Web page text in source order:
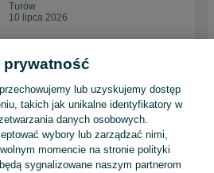
Turów
10 lipca 2026
Pustak szlifowany 25pw
dostawa PL
5,25 zł
Turów
10 lipca 2026
prywatność
lub uzyskujemy dostęp
takich jak unikalne identyfikatory w
danych osobowych.
wybory lub zarządzać nimi,
momencie na stronie polityki
sygnalizowane naszym partnerom